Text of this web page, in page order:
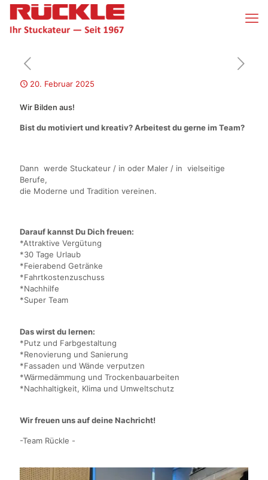
20. Februar 2025
Wir Bilden aus!
Bist du motiviert und kreativ? Arbeitest du gerne im Team?
Dann werde Stuckateur / in oder Maler / in vielseitige
Berufe,
die Moderne und Tradition vereinen.
Darauf kannst Du Dich freuen:
*Attraktive Vergütung
*30 Tage Urlaub
*Feierabend Getränke
*Fahrtkostenzuschuss
*Nachhilfe
*Super Team
Das wirst du lernen:
*Putz und Farbgestaltung
*Renovierung und Sanierung
*Fassaden und Wände verputzen
*Wärmedämmung und Trockenbauarbeiten
*Nachhaltigkeit, Klima und Umweltschutz
Wir freuen uns auf deine Nachricht!
-Team Rückle -